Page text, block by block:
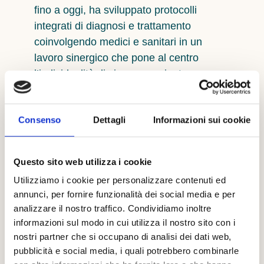
Consenso Dettagli Informazioni sui cookie
Questo sito web utilizza i cookie
Utilizziamo i cookie per personalizzare contenuti ed
annunci, per fornire funzionalità dei social media e per
analizzare il nostro traffico. Condividiamo inoltre
informazioni sul modo in cui utilizza il nostro sito con i
nostri partner che si occupano di analisi dei dati web,
pubblicità e social media, i quali potrebbero combinarle
fino a oggi, ha sviluppato protocolli
integrati di diagnosi e trattamento
coinvolgendo medici e sanitari in un
lavoro sinergico che pone al centro
l’individualità di ciascun paziente.
Desideriamo che la nostra equipe possa
accompagnarti passo dopo passo in un
percorso personalizzato verso il tuo stare
bene.
Lab Quarantadue.
La bellezza del
sentirti bene.